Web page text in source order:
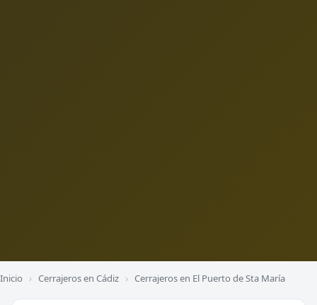
Inicio › Cerrajeros en Cádiz › Cerrajeros en El Puerto de Sta María